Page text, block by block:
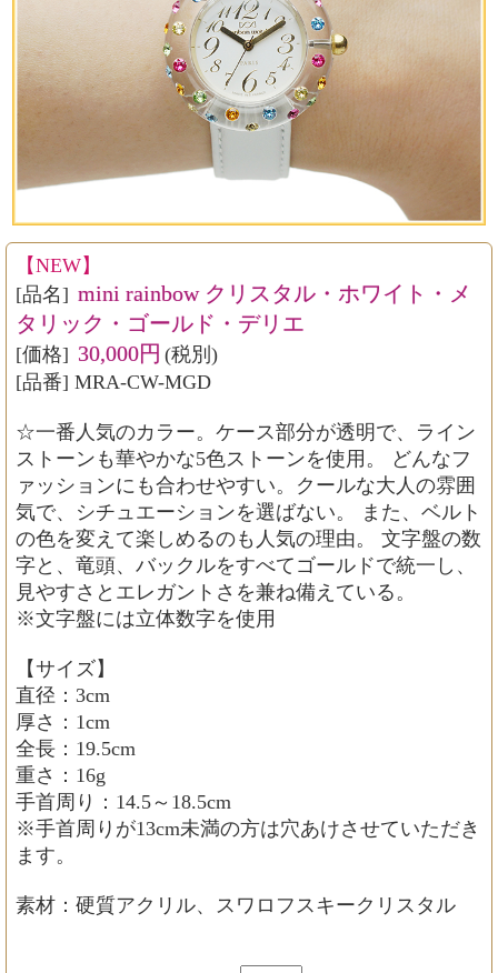
【NEW】
[品名] mini rainbow クリスタル・ホワイト・メ
タリック・ゴールド・デリエ
[価格] 30,000円 (税別)
[品番] MRA-CW-MGD
☆一番人気のカラー。ケース部分が透明で、ライン
ストーンも華やかな5色ストーンを使用。 どんなフ
ァッションにも合わせやすい。クールな大人の雰囲
気で、シチュエーションを選ばない。 また、ベルト
の色を変えて楽しめるのも人気の理由。 文字盤の数
字と、竜頭、バックルをすべてゴールドで統一し、
見やすさとエレガントさを兼ね備えている。
※文字盤には立体数字を使用
【サイズ】
直径：3cm
厚さ：1cm
全長：19.5cm
重さ：16g
手首周り：14.5～18.5cm
※手首周りが13cm未満の方は穴あけさせていただき
ます。
素材：硬質アクリル、スワロフスキークリスタル